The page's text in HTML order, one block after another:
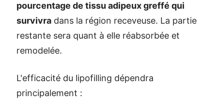
pourcentage de tissu adipeux greffé qui
survivra dans la région receveuse. La partie
restante sera quant à elle réabsorbée et
remodelée.
L'efficacité du lipofilling dépendra
principalement :